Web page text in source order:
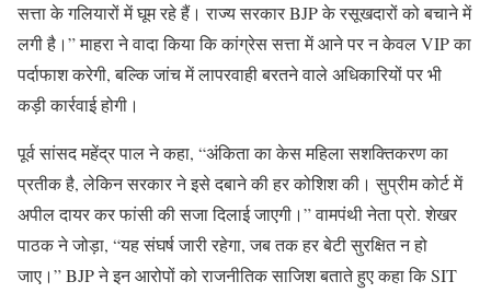
सत्ता के गलियारों में घूम रहे हैं। राज्य सरकार BJP के रसूखदारों को बचाने में
लगी है।” माहरा ने वादा किया कि कांग्रेस सत्ता में आने पर न केवल VIP का
पर्दाफाश करेगी, बल्कि जांच में लापरवाही बरतने वाले अधिकारियों पर भी
कड़ी कार्रवाई होगी।
पूर्व सांसद महेंद्र पाल ने कहा, “अंकिता का केस महिला सशक्तिकरण का
प्रतीक है, लेकिन सरकार ने इसे दबाने की हर कोशिश की। सुप्रीम कोर्ट में
अपील दायर कर फांसी की सजा दिलाई जाएगी।” वामपंथी नेता प्रो. शेखर
पाठक ने जोड़ा, “यह संघर्ष जारी रहेगा, जब तक हर बेटी सुरक्षित न हो
जाए।” BJP ने इन आरोपों को राजनीतिक साजिश बताते हुए कहा कि SIT